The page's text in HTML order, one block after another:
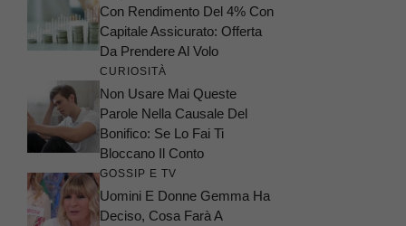
Con Rendimento Del 4% Con
Capitale Assicurato: Offerta
Da Prendere Al Volo
CURIOSITÀ
Non Usare Mai Queste
Parole Nella Causale Del
Bonifico: Se Lo Fai Ti
Bloccano Il Conto
GOSSIP E TV
Uomini E Donne Gemma Ha
Deciso, Cosa Farà A